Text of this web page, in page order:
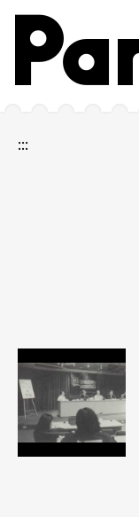
跳到主要內容區塊
網站導覽
:::